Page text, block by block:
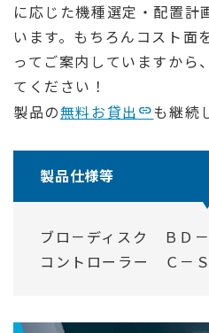
に応じた機種選定・配置計
います。もちろんコスト面
ってご案内していますから
てください！
製品の無料お貸出 も継続
製品仕様等
ブロ－ディスク ＢＤ
コントローラー Ｃ－